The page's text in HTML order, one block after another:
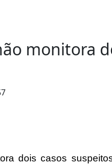
monitora
dois casos